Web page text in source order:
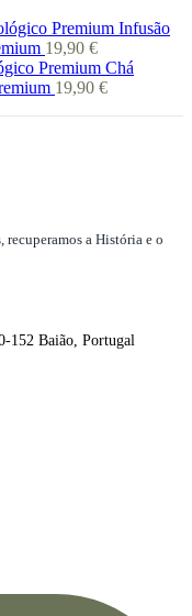
Infusão
19,90 €
Chá
19,90 €
a História e o
152 Baião, Portugal